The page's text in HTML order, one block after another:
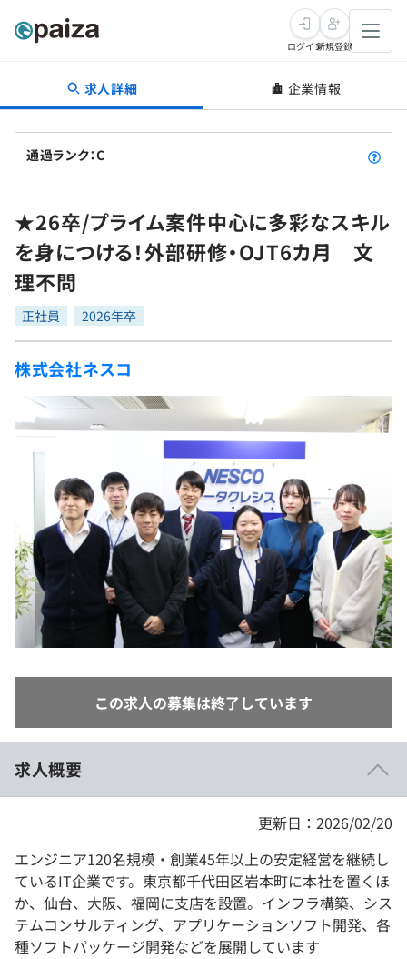
転職・キャリア
転職成功ガイド
転職エージェント
インタビュー
転職成功ガイド
新卒就活
求人検索
本選考
インターン
新卒エージェント
イベント・セミナー
就活成功ガイド
学習
問題集
4択課題
ナレッジ
リファレンス
個人向けプラン
法人向けプラン
学校向けプラン
プログラミング言語
評価結果一覧
ゲーム・マンガ
Tech Team Journal
paizaとは？
ログイン新規登録
求人詳細 企業情報
通過ランク：C
★26卒/プライム案件中心に多彩なスキル
を身につける！外部研修・OJT6カ月 文
理不問
正社員 2026年卒
株式会社ネスコ
この求人の募集は終了しています
求人概要
更新日：2026/02/20
エンジニア120名規模・創業45年以上の安定経営を継続し
ているIT企業です。東京都千代田区岩本町に本社を置くほ
か、仙台、大阪、福岡に支店を設置。インフラ構築、シス
テムコンサルティング、アプリケーションソフト開発、各
種ソフトパッケージ開発などを展開しています